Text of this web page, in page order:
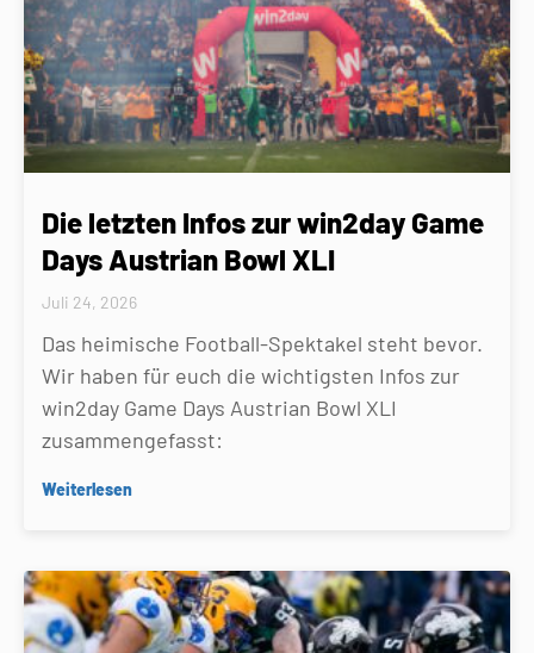
Die letzten Infos zur win2day Game
Days Austrian Bowl XLI
Juli 24, 2026
Das heimische Football-Spektakel steht bevor.
Wir haben für euch die wichtigsten Infos zur
win2day Game Days Austrian Bowl XLI
zusammengefasst:
Weiterlesen